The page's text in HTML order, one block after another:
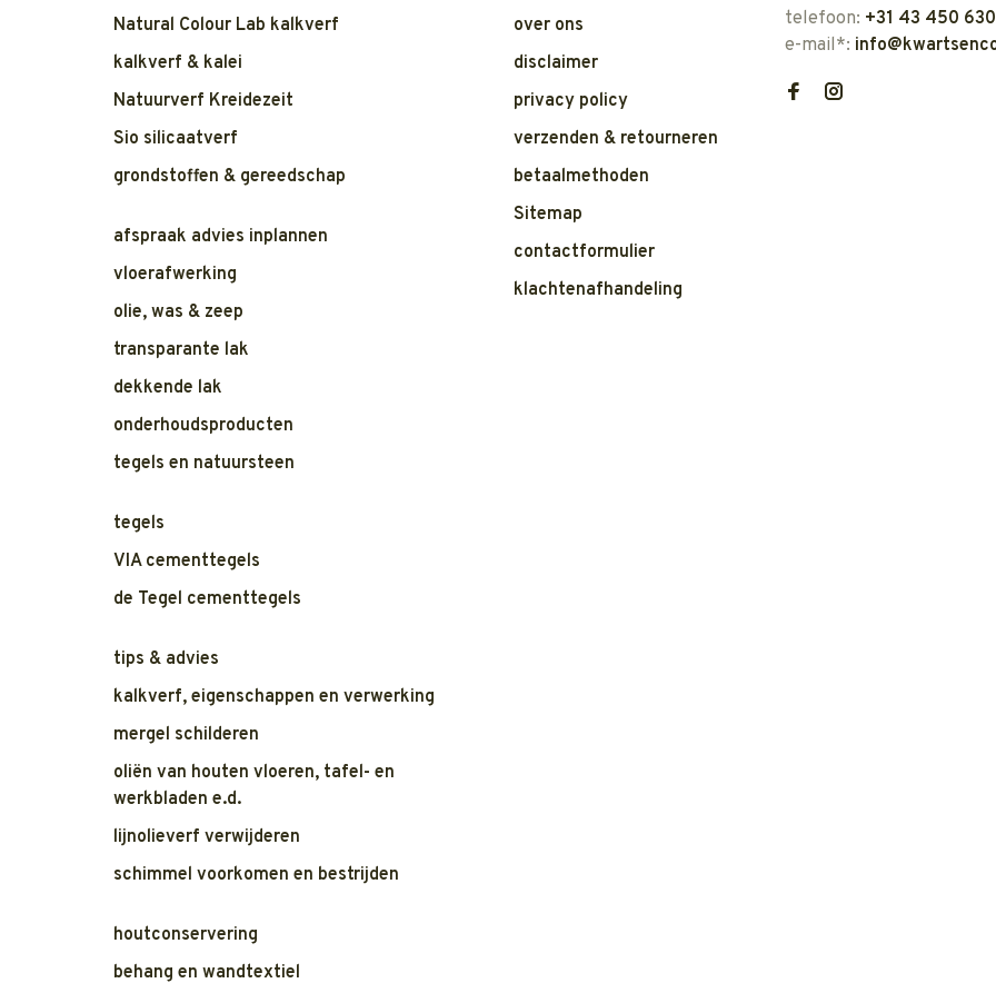
Natural Colour Lab kalkverf
kalkverf & kalei
Natuurverf Kreidezeit
Sio silicaatverf
grondstoffen & gereedschap
afspraak advies inplannen
vloerafwerking
olie, was & zeep
transparante lak
dekkende lak
onderhoudsproducten
tegels en natuursteen
tegels
VIA cementtegels
de Tegel cementtegels
tips & advies
kalkverf, eigenschappen en verwerking
mergel schilderen
oliën van houten vloeren, tafel- en
werkbladen e.d.
lijnolieverf verwijderen
schimmel voorkomen en bestrijden
houtconservering
behang en wandtextiel
over ons
disclaimer
privacy policy
verzenden & retourneren
betaalmethoden
Sitemap
contactformulier
klachtenafhandeling
telefoon: +31 43 450
e-mail*: